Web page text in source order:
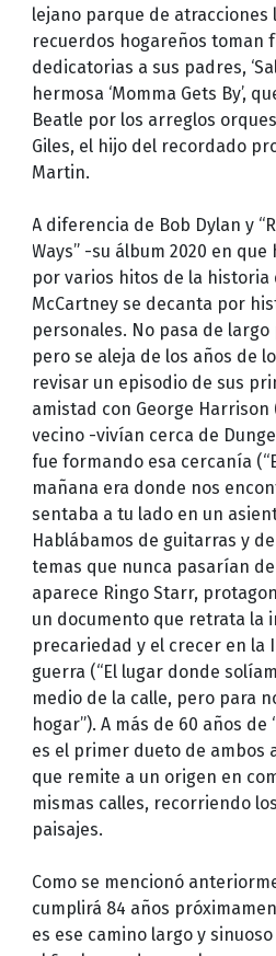
lejano parque de atracciones
recuerdos hogareños toman
dedicatorias a sus padres,
hermosa ‘Momma Gets By’,
Beatle por los arreglos
Giles, el hijo del recordado
Martin.
A diferencia de Bob Dylan y
Ways” -su álbum 2020 en
por varios hitos de la historia
McCartney se decanta por
personales. No pasa de largo
pero se aleja de los años de
revisar un episodio de sus
amistad con George Harrison
vecino -vivían cerca de
fue formando esa cercanía
mañana era donde nos
sentaba a tu lado en un
Hablábamos de guitarras y
temas que nunca pasarían
aparece Ringo Starr,
un documento que retrata la
precariedad y el crecer en la
guerra (“El lugar donde
medio de la calle, pero para
hogar”). A más de 60 años de
es el primer dueto de ambos
que remite a un origen en
mismas calles, recorriendo
paisajes.
Como se mencionó
cumplirá 84 años
es ese camino largo y